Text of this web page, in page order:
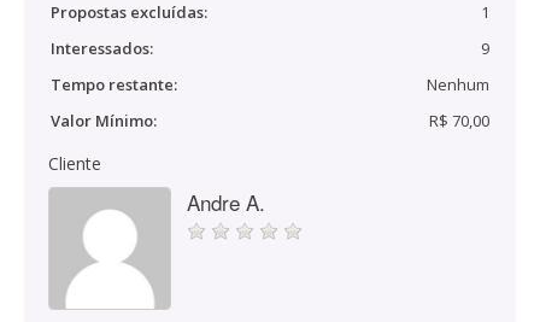
Propostas excluídas:
1
Interessados:
9
Tempo restante:
Nenhum
Valor Mínimo:
R$ 70,00
Cliente
Andre A.